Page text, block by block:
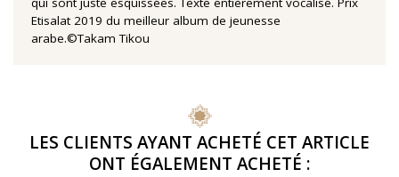
Etisalat 2019 du meilleur album de jeunesse
arabe.©Takam Tikou
LES CLIENTS AYANT ACHETÉ CET ARTICLE
ONT ÉGALEMENT ACHETÉ :